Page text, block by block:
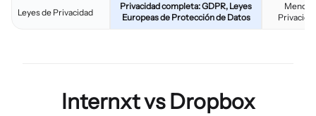
Leyes de Privacidad
Privacidad completa: GDPR, Leyes
Europeas de Protección de Datos
Menos
Internxt vs Dropbox